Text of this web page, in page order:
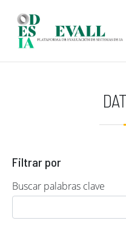
Filtrar por
Buscar palabras clave